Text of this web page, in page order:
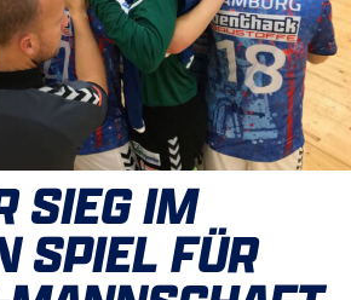
SIEG IM
SPIEL FÜR